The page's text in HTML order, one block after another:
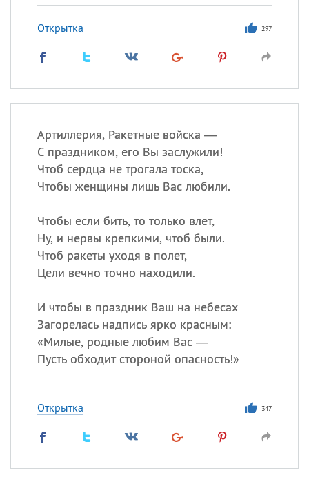
Открытка 297
Артиллерия, Ракетные войска —
С праздником, его Вы заслужили!
Чтоб сердца не трогала тоска,
Чтобы женщины лишь Вас любили.
Чтобы если бить, то только влет,
Ну, и нервы крепкими, чтоб были.
Чтоб ракеты уходя в полет,
Цели вечно точно находили.
И чтобы в праздник Ваш на небесах
Загорелась надпись ярко красным:
«Милые, родные любим Вас —
Пусть обходит стороной опасность!»
Открытка 347